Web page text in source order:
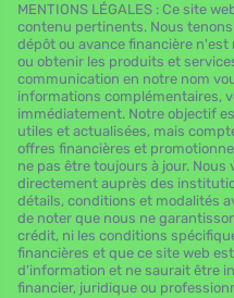
MENTIONS LÉGALES : Ce site
contenu pertinents. Nous
dépôt ou avance financière
ou obtenir les produits et
communication en notre nom
informations complémentaires,
immédiatement. Notre objectif
utiles et actualisées, mais
offres financières et
ne pas être toujours à jour.
directement auprès des
détails, conditions et modalités
de noter que nous ne
crédit, ni les conditions
financières et que ce site web
d'information et ne saurait être
financier, juridique ou